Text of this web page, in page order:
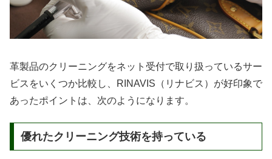
革製品のクリーニングをネット受付で取り扱っているサー
ビスをいくつか比較し、RINAVIS（リナビス）が好印象で
あったポイントは、次のようになります。
優れたクリーニング技術を持っている